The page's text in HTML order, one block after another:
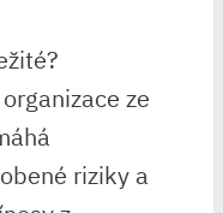
ze
riziky a